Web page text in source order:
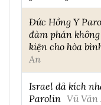
Đức Hồng Y
đàm phán
kiện cho hòa
An
Israel đả kích
Parolin Vũ Văn